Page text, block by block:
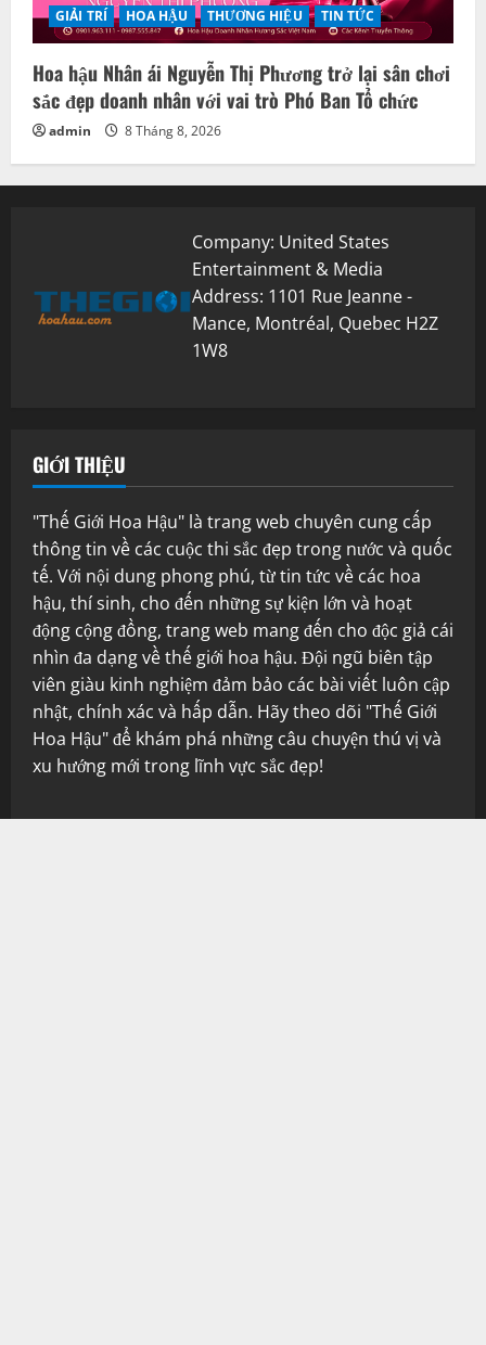
GIẢI TRÍ HOA HẬU THƯƠNG HIỆU TIN TỨC
Hoa hậu Nhân ái Nguyễn Thị Phương trở lại sân chơi
sắc đẹp doanh nhân với vai trò Phó Ban Tổ chức
admin 8 Tháng 8, 2026
Company: United States
Entertainment & Media
Address: 1101 Rue Jeanne -
Mance, Montréal, Quebec H2Z
1W8
GIỚI THIỆU
"Thế Giới Hoa Hậu" là trang web chuyên cung cấp
thông tin về các cuộc thi sắc đẹp trong nước và quốc
tế. Với nội dung phong phú, từ tin tức về các hoa
hậu, thí sinh, cho đến những sự kiện lớn và hoạt
động cộng đồng, trang web mang đến cho độc giả cái
nhìn đa dạng về thế giới hoa hậu. Đội ngũ biên tập
viên giàu kinh nghiệm đảm bảo các bài viết luôn cập
nhật, chính xác và hấp dẫn. Hãy theo dõi "Thế Giới
Hoa Hậu" để khám phá những câu chuyện thú vị và
xu hướng mới trong lĩnh vực sắc đẹp!